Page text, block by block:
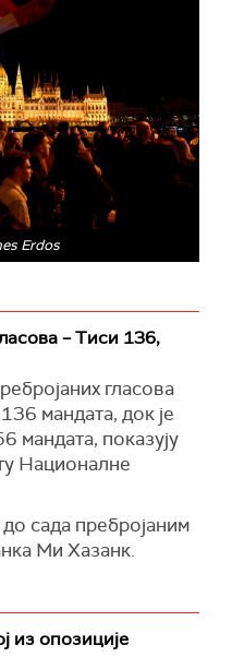
Erdos
– Тиси 136,
гласова
мандата, док је
мандата, показују
Националне
сада пребројаним
Ми Хазанк.
из опозиције